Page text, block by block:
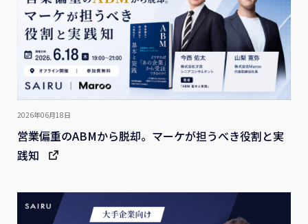
2026年06月18日
営業偏重のABMから脱却。マーケが担うべき役割と実
践知